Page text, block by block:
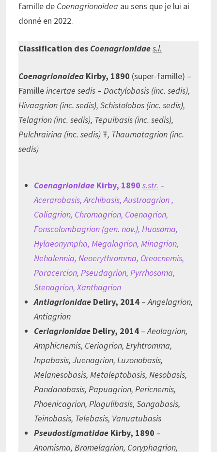
famille de Coenagrionoidea au sens que je lui ai
donné en 2022.
Classification des Coenagrionidaes.l.
Coenagrionoidea Kirby, 1890 (super-famille) –
Familleincertae sedis – Dactylobasis (inc. sedis),
Hivaagrion (inc. sedis), Schistolobos (inc. sedis),
Telagrion (inc. sedis), Tepuibasis (inc. sedis),
Pulchrairina (inc. sedis)Ŧ, Thaumatagrion (inc.
sedis)
Coenagrionidae Kirby, 1890 s.str. –
Acerarobasis, Archibasis, Austroagrion ,
Caliagrion, Chromagrion, Coenagrion,
Fonscolombagrion (gen. nov.), Huosoma,
Hylaeonympha, Megalagrion, Minagrion,
Nehalennia, Neoerythromma, Oreocnemis,
Paracercion, Pseudagrion, Pyrrhosoma,
Stenagrion, Xanthagrion
Antiagrionidae Deliry, 2014 –Angelagrion,
Antiagrion
Ceriagrionidae Deliry, 2014 –Aeolagrion,
Amphicnemis, Ceriagrion, Eryhtromma,
Inpabasis, Juenagrion, Luzonobasis,
Melanesobasis, Metaleptobasis, Nesobasis,
Pandanobasis, Papuagrion, Pericnemis,
Phoenicagrion, Plagulibasis, Sangabasis,
Teinobasis, Telebasis, Vanuatubasis
Pseudostigmatidae Kirby, 1890 –
Anomisma, Bromelagrion, Coryphagrion,